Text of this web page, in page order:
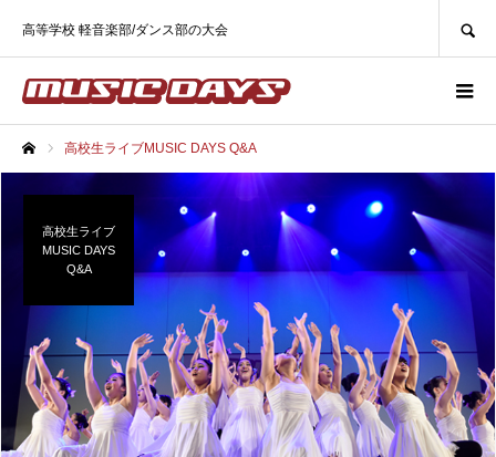
高等学校 軽音楽部/ダンス部の大会
高校生ライブMUSIC DAYS Q&A
高校生ライブ
MUSIC DAYS
Q&A